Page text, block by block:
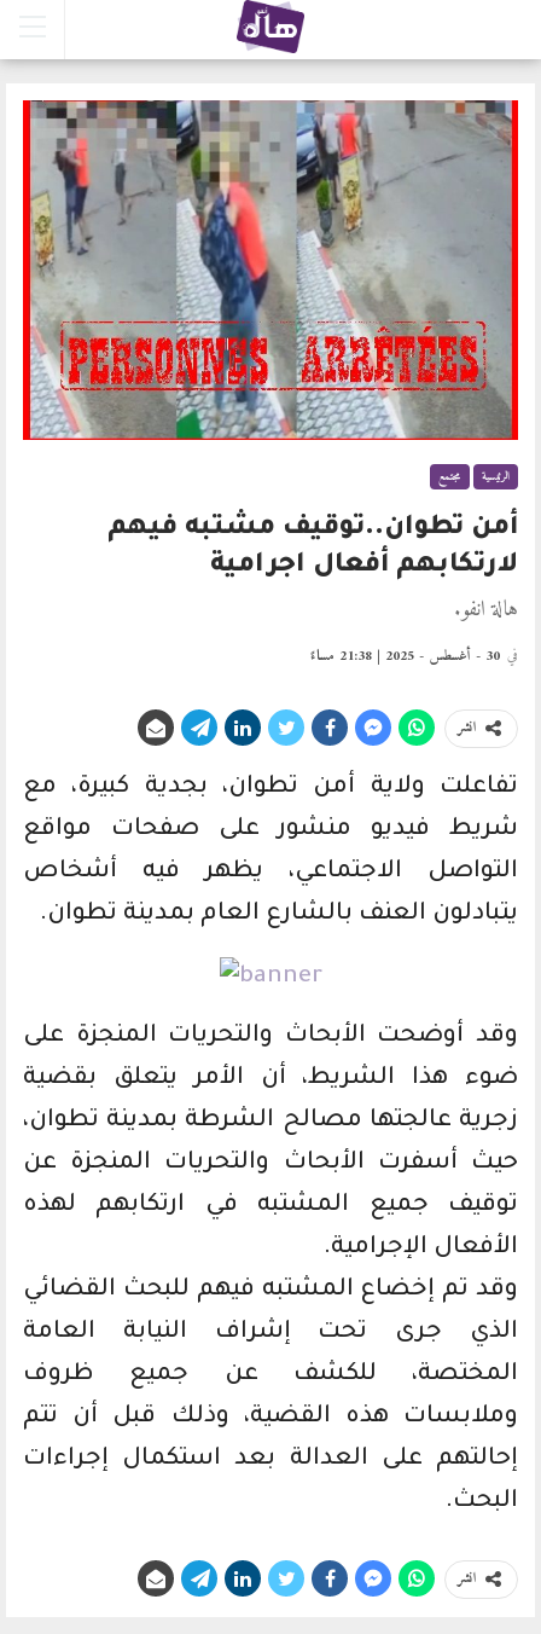
الرئيسية مجتمع
أمن تطوان..توقيف مشتبه فيهم
لارتكابهم أفعال اجرامية
هالة انفو.
في 30 - أغسطس - 2025 | 21:38 مساءً
انشر
تفاعلت ولاية أمن تطوان، بجدية كبيرة، مع
شريط فيديو منشور على صفحات مواقع
التواصل الاجتماعي، يظهر فيه أشخاص
يتبادلون العنف بالشارع العام بمدينة تطوان.
وقد أوضحت الأبحاث والتحريات المنجزة على
ضوء هذا الشريط، أن الأمر يتعلق بقضية
زجرية عالجتها مصالح الشرطة بمدينة تطوان،
حيث أسفرت الأبحاث والتحريات المنجزة عن
توقيف جميع المشتبه في ارتكابهم لهذه
الأفعال الإجرامية.
وقد تم إخضاع المشتبه فيهم للبحث القضائي
الذي جرى تحت إشراف النيابة العامة
المختصة، للكشف عن جميع ظروف
وملابسات هذه القضية، وذلك قبل أن تتم
إحالتهم على العدالة بعد استكمال إجراءات
البحث.
انشر